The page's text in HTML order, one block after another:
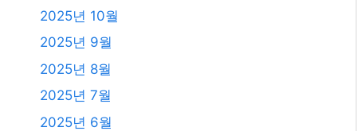
2025년 10월
2025년 9월
2025년 8월
2025년 7월
2025년 6월